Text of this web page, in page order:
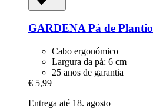
GARDENA Pá de Plantio
Cabo ergonómico
Largura da pá: 6 cm
25 anos de garantia
€ 5,99
Entrega até 18. agosto